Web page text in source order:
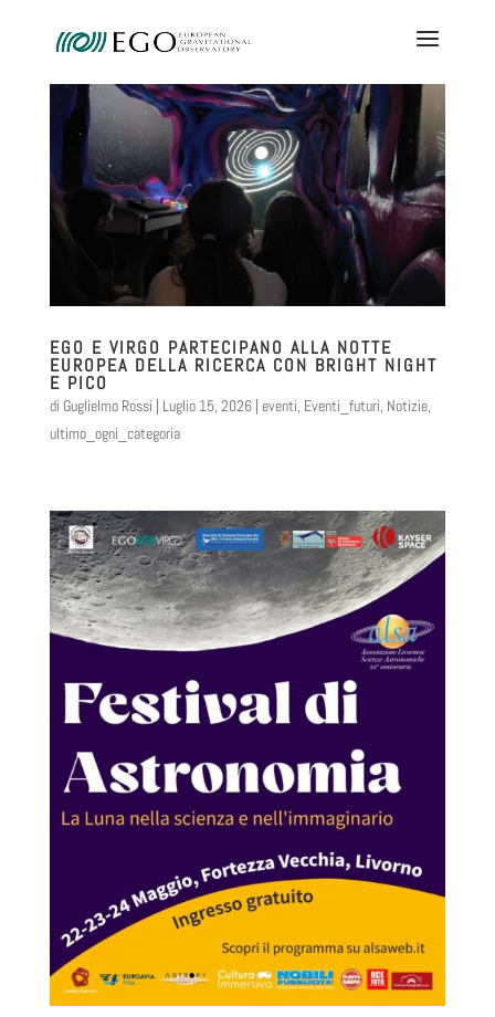
EGO E VIRGO PARTECIPANO ALLA NOTTE
EUROPEA DELLA RICERCA CON BRIGHT NIGHT
E PICO
di Guglielmo Rossi | Luglio 15, 2026| eventi Eventi_futuri Notizie,
ultimo_ogni_categoria